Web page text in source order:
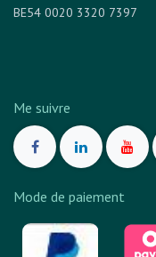
BE54 0020 3320 7397
Me suivre
Mode de paiement